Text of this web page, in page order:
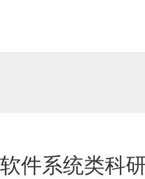
件系统类科